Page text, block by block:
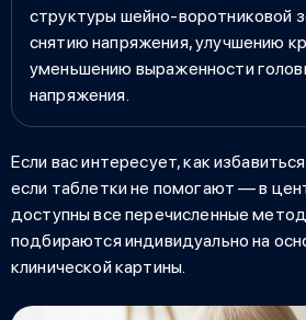
структуры шейно-воротниковой
снятию напряжения, улучшению
уменьшению выраженности
напряжения.
Если вас интересует,как
если таблетки не помогают— в
доступны все перечисленные
подбираются индивидуально на
клинической картины.